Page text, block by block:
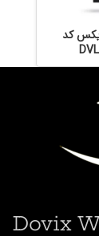
کد
Dovix